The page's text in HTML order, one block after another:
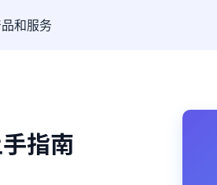
品和服务
指南